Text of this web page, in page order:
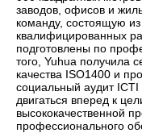
заводов, офисов и
команду, состоящую
квалифицированных
подготовлены по
того, Yuhua получила
качества ISO1400 и
социальный аудит
двигаться вперед к
высококачественной
профессионального